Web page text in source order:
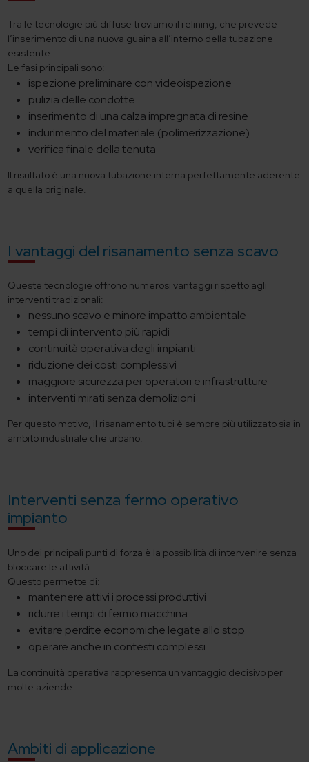
Tra le tecnologie più diffuse troviamo il relining, che prevede
l’inserimento di una nuova guaina all’interno della tubazione
esistente.
Le fasi principali sono:
ispezione preliminare con videoispezione
pulizia delle condotte
inserimento di una calza impregnata di resine
indurimento del materiale (polimerizzazione)
verifica finale della tenuta
Il risultato è una nuova tubazione interna perfettamente aderente
a quella originale.
I vantaggi del risanamento senza scavo
Queste tecnologie offrono numerosi vantaggi rispetto agli
interventi tradizionali:
nessuno scavo e minore impatto ambientale
tempi di intervento più rapidi
continuità operativa degli impianti
riduzione dei costi complessivi
maggiore sicurezza per operatori e infrastrutture
interventi mirati senza demolizioni
Per questo motivo, il risanamento tubi è sempre più utilizzato sia in
ambito industriale che urbano.
Interventi senza fermo operativo
impianto
Uno dei principali punti di forza è la possibilità di intervenire senza
bloccare le attività.
Questo permette di:
mantenere attivi i processi produttivi
ridurre i tempi di fermo macchina
evitare perdite economiche legate allo stop
operare anche in contesti complessi
La continuità operativa rappresenta un vantaggio decisivo per
molte aziende.
Ambiti di applicazione